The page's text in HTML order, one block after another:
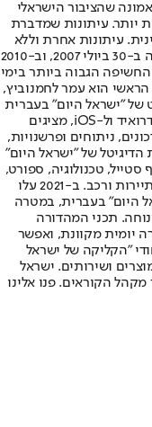
שהציבור הישראלי
יותר. עיתונות שמדברת
עיתונות אחרת וללא
תשלום. המהדורה המודפסת הראשונה פורסמה ב-30 ביולי 2007, וב-2010
הגבוה ביותר בימי
הראשי הוא עמר לחמנוביץ,
של "ישראל היום" בעברית
ובאנגלית, כמו כן היישומונים (אפליקציות) לאנדרואיד ול-iOS, מציגים
ניתוחים ופרשנויות,
הדיגיטל של "ישראל היום"
סטייל, טכנולוגיה, ספורט,
כלכלה וצרכנות, בריאות, חיילים, אוכל, יהדות, תיירות ורכב. ב-2021 עלו
היום" בעברית, במטרה
תכני המהדורה
יומית מקוונת, ואפשר
"הקליקה של ישראל
ושירותים. ישראל
הקוראים. פנו אלינו